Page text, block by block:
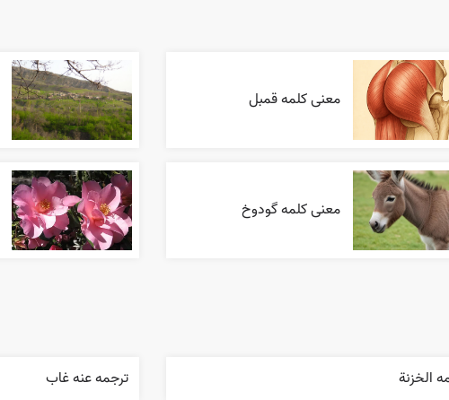
معنی کلمه قمبل
معنی کلمه گودوخ
الخزنة ترجمه عنه غاب